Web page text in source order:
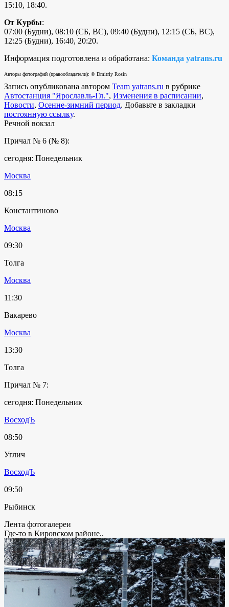
15:10, 18:40.
От Курбы:
07:00 (Будни), 08:10 (СБ, ВС), 09:40 (Будни), 12:15 (СБ, ВС),
12:25 (Будни), 16:40, 20:20.
Информация подготовлена и обработана: Команда yatrans.ru
Авторы фотографий (правообладатели): © Dmitriy Rosin
Запись опубликована автором Team yatrans.ru в рубрике
Автостанция "Ярославль-Гл.", Изменения в расписании,
Новости, Осенне-зимний период. Добавьте в закладки
постоянную ссылку.
Речной вокзал
Причал № 6 (№ 8):
сегодня: Понедельник
Москва
08:15
Константиново
Москва
09:30
Толга
Москва
11:30
Вакарево
Москва
13:30
Толга
Причал № 7:
сегодня: Понедельник
ВосходЪ
08:50
Углич
ВосходЪ
09:50
Рыбинск
Лента фотогалереи
Где-то в Кировском районе..